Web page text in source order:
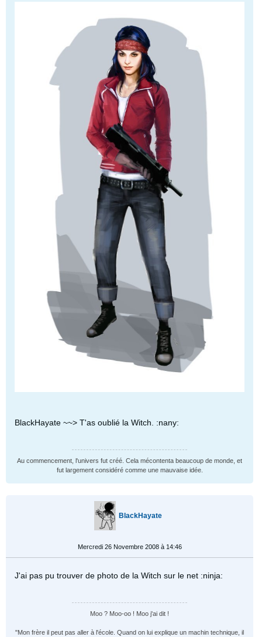
BlackHayate ~~> T'as oublié la Witch. :nany:
Au commencement, l'univers fut créé. Cela mécontenta beaucoup de monde, et
fut largement considéré comme une mauvaise idée.
BlackHayate
Mercredi 26 Novembre 2008 à 14:46
J'ai pas pu trouver de photo de la Witch sur le net :ninja:
Moo ? Moo-oo ! Moo j'ai dit !
"Mon frère il peut pas aller à l'école. Quand on lui explique un machin technique, il